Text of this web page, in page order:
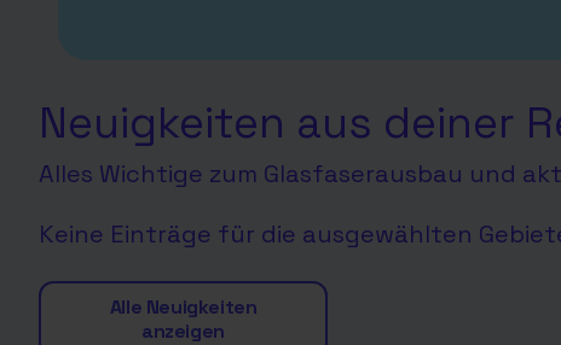
Neuigkeiten aus deiner
Alles Wichtige zum Glasfaserausbau und
Keine Einträge für die ausgewählten
Alle Neuigkeiten
anzeigen